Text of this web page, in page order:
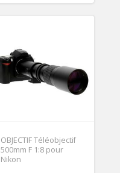
OBJECTIF Téléobjectif
500mm F 1:8 pour
Nikon